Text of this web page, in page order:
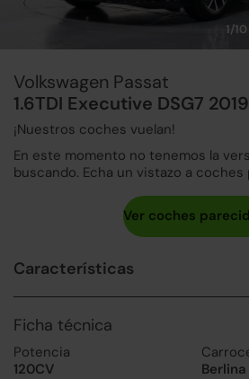
1/10
Volkswagen Passat
1.6TDI Executive DSG7 2019
¡Nuestros coches vuelan!
En este momento no tenemos la
buscando. Echa un vistazo a coches
Características
Ficha técnica
Potencia
120CV
Berlina